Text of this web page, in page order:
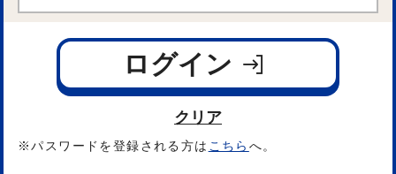
ログイン
クリア
※パスワードを登録される方は こちら へ。